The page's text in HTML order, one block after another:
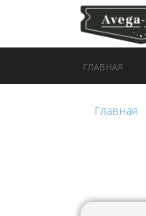
ГЛАВНАЯ
Главная